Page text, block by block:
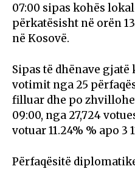
07:00 sipas kohës
përkatësisht në orën
në Kosovë.
Sipas të dhënave gjatë
votimit nga 25
filluar dhe po
09:00, nga 27,724
votuar 11.24% % apo 3
Përfaqësitë